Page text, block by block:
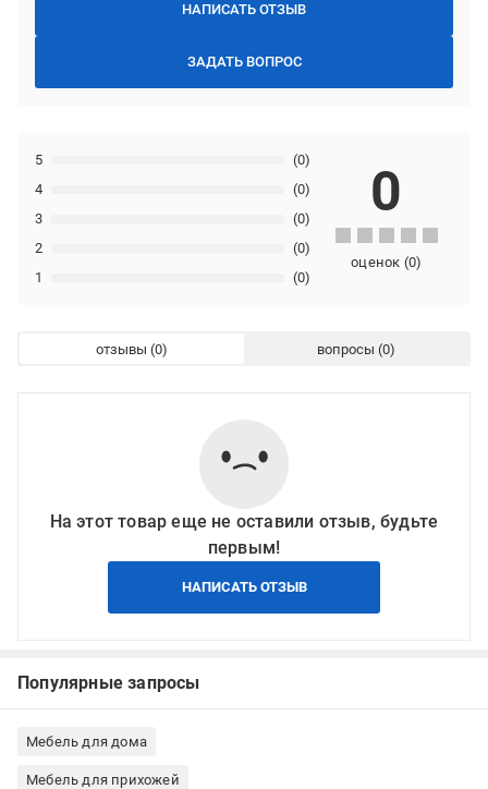
НАПИСАТЬ ОТЗЫВ
ЗАДАТЬ ВОПРОС
1 (0)
2 (0)
3 (0)
4 (0)
5 (0)
0
оценок (0)
отзывы вопросы
На этот товар еще не оставили отзыв, будьте
первым!
НАПИСАТЬ ОТЗЫВ
Популярные запросы
Мебель для дома
Мебель для прихожей